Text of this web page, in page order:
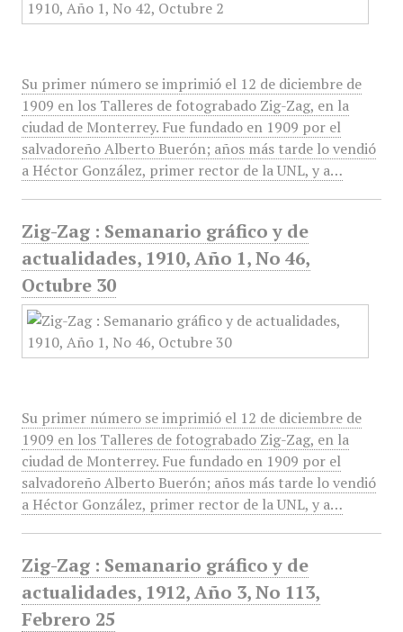
Su primer número se imprimió el 12 de diciembre de
1909 en los Talleres de fotograbado Zig-Zag, en la
ciudad de Monterrey. Fue fundado en 1909 por el
salvadoreño Alberto Buerón; años más tarde lo vendió
a Héctor González, primer rector de la UNL, y a…
Zig-Zag : Semanario gráfico y de
actualidades, 1910, Año 1, No 46,
Octubre 30
Su primer número se imprimió el 12 de diciembre de
1909 en los Talleres de fotograbado Zig-Zag, en la
ciudad de Monterrey. Fue fundado en 1909 por el
salvadoreño Alberto Buerón; años más tarde lo vendió
a Héctor González, primer rector de la UNL, y a…
Zig-Zag : Semanario gráfico y de
actualidades, 1912, Año 3, No 113,
Febrero 25